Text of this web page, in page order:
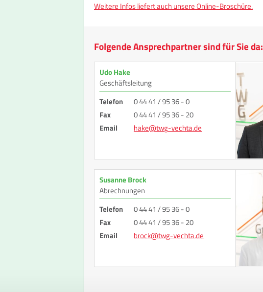
Weitere Infos liefert auch unsere Online-Broschüre.
Folgende Ansprechpartner sind für Sie da:
Udo Hake
Geschäftsleitung
Telefon
0 44 41 / 95 36 - 0
Fax
0 44 41 / 95 36 - 20
Email
hake@twg-vechta.de
Susanne Brock
Abrechnungen
Telefon
0 44 41 / 95 36 - 0
Fax
0 44 41 / 95 36 - 20
Email
brock@twg-vechta.de